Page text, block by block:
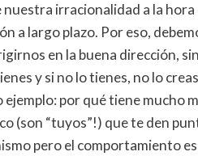
nuestra irracionalidad a la
a largo plazo. Por eso,
en la buena dirección,
y si no lo tienes, no lo
por qué tiene mucho
(son “tuyos”!) que te den
pero el comportamiento